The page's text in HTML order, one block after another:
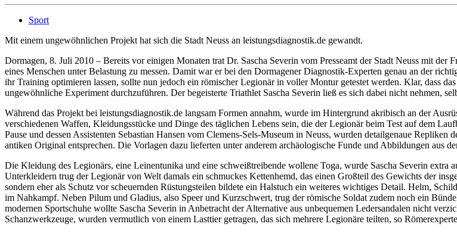
Sport
Mit einem ungewöhnlichen Projekt hat sich die Stadt Neuss an leistungsdiagnostik.de gewandt.
Dormagen, 8. Juli 2010 – Bereits vor einigen Monaten trat Dr. Sascha Severin vom Presseamt der Stadt Neuss mit
eines Menschen unter Belastung zu messen. Damit war er bei den Dormagener Diagnostik-Experten genau an der
ihr Training optimieren lassen, sollte nun jedoch ein römischer Legionär in voller Montur getestet werden. Klar, dass
ungewöhnliche Experiment durchzuführen. Der begeisterte Triathlet Sascha Severin ließ es sich dabei nicht nehmen,
Während das Projekt bei leistungsdiagnostik.de langsam Formen annahm, wurde im Hintergrund akribisch an der
verschiedenen Waffen, Kleidungsstücke und Dinge des täglichen Lebens sein, die der Legionär beim Test auf dem
Pause und dessen Assistenten Sebastian Hansen vom Clemens-Sels-Museum in Neuss, wurden detailgenaue
antiken Original entsprechen. Die Vorlagen dazu lieferten unter anderem archäologische Funde und Abbildungen aus
Die Kleidung des Legionärs, eine Leinentunika und eine schweißtreibende wollene Toga, wurde Sascha Severin extra
Unterkleidern trug der Legionär von Welt damals ein schmuckes Kettenhemd, das einen Großteil des Gewichts der
sondern eher als Schutz vor scheuernden Rüstungsteilen bildete ein Halstuch ein weiteres wichtiges Detail. Helm,
im Nahkampf. Neben Pilum und Gladius, also Speer und Kurzschwert, trug der römische Soldat zudem noch ein
modernen Sportschuhe wollte Sascha Severin in Anbetracht der Alternative aus unbequemen Ledersandalen nicht
Schanzwerkzeuge, wurden vermutlich von einem Lasttier getragen, das sich mehrere Legionäre teilten, so